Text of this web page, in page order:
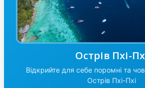
Острів Пхі-
Відкрийте для себе поромні та
Острів Пхі-Пхі